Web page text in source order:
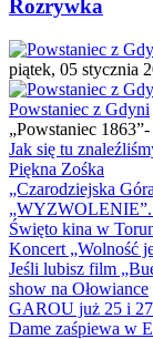
Rozrywka
piątek, 05 stycznia
Powstaniec z Gdyni
„Powstaniec
Jak się tu
Piękna Zośka
„Czarodziejska
Święto kina w
Koncert „Wolność
Jeśli lubisz film
show na Ołowiance
GAROU już 25 i
Dame zaśpiewa w